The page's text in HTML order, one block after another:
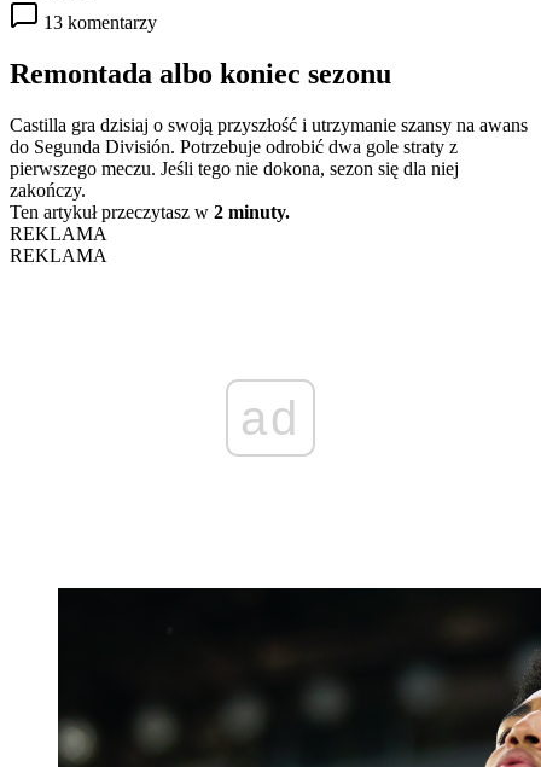
13 komentarzy
Remontada albo koniec sezonu
Castilla gra dzisiaj o swoją przyszłość i utrzymanie szansy na awans
do Segunda División. Potrzebuje odrobić dwa gole straty z
pierwszego meczu. Jeśli tego nie dokona, sezon się dla niej
zakończy.
Ten artykuł przeczytasz w 2 minuty.
REKLAMA
REKLAMA
ad